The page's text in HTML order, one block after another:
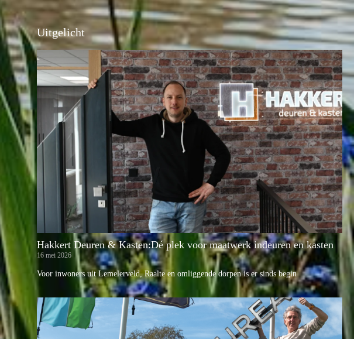
Uitgelicht
Hakkert Deuren & Kasten:Dé plek voor maatwerk indeuren en kasten
16 mei 2026
Voor inwoners uit Lemelerveld, Raalte en omliggende dorpen is er sinds begin